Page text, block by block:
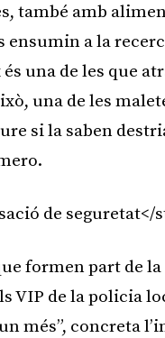
també amb
ensumin a la
és una de les que
una de les
si la saben
de seguretat</
formen part de
VIP de la policia
més”, concreta